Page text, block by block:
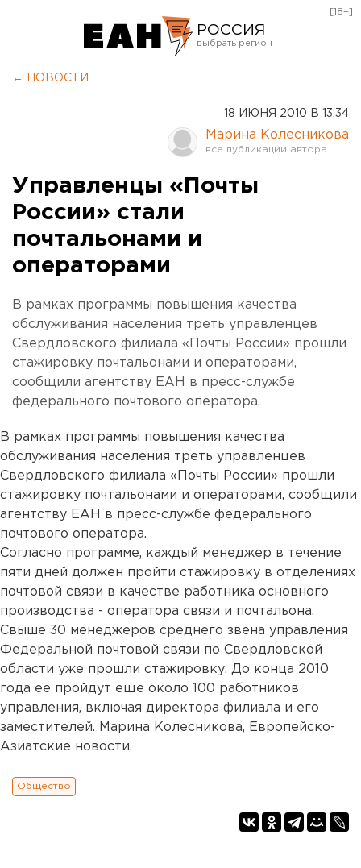
РОССИЯ
Оренбург
[18+]
← НОВОСТИ
18 ИЮНЯ 2010 В 13:34
Марина Колесникова
Управленцы «Почты
России» стали
почтальонами и
операторами
В рамках программы повышения качества
обслуживания населения треть управленцев
Свердловского филиала «Почты России» прошли
стажировку почтальонами и операторами,
сообщили агентству ЕАН в пресс-службе
федерального почтового оператора.
В рамках программы повышения качества
обслуживания населения треть управленцев
Свердловского филиала «Почты России» прошли
стажировку почтальонами и операторами, сообщили
агентству ЕАН в пресс-службе федерального
почтового оператора.
Согласно программе, каждый менеджер в течение
пяти дней должен пройти стажировку в отделениях
почтовой связи в качестве работника основного
производства - оператора связи и почтальона.
Свыше 30 менеджеров среднего звена управления
Федеральной почтовой связи по Свердловской
области уже прошли стажировку. До конца 2010
года ее пройдут еще около 100 работников
управления, включая директора филиала и его
заместителей. Марина Колесникова, Европейско-
Азиатские новости.
Общество